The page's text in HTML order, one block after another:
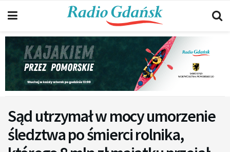
Sąd utrzymał w mocy umorzenie
śledztwa po śmierci rolnika,